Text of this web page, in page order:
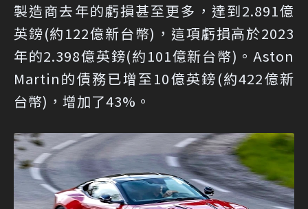
製造商去年的虧損甚至更多，達到2.891億
英鎊(約122億新台幣)，這項虧損高於2023
年的2.398億英鎊(約101億新台幣)。Aston
Martin的債務已增至10億英鎊(約422億新
台幣)，增加了43%。